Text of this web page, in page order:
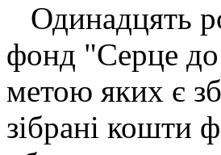
Одинадцять
фонд "Серце до
метою яких є
зібрані кошти